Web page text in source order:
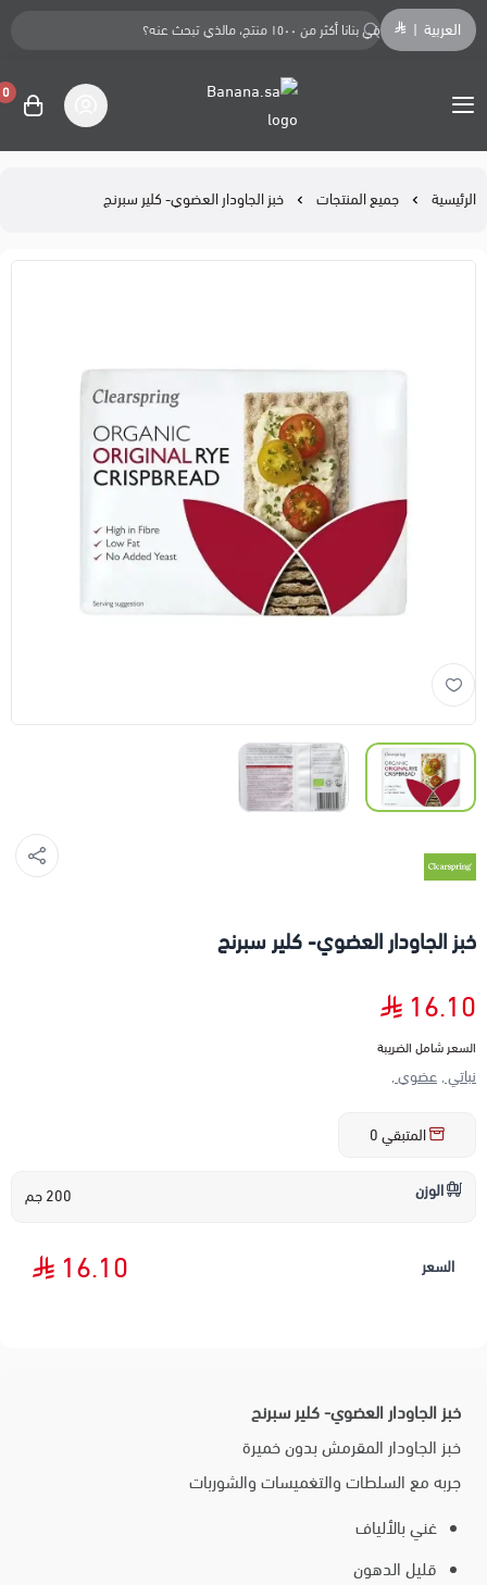
العربية
Banana.sa
0
الرئيسية جميع المنتجات خبز الجاودار العضوي- كلير سبرنج
خبز الجاودار العضوي- كلير سبرنج
16.10
السعر شامل الضريبة
نباتي , عضوي ,
المتبقي0
الوزن 200 جم
السعر 16.10
خبز الجاودار العضوي- كلير سبرنج
خبز الجاودار المقرمش بدون خميرة
جربه مع السلطات والتغميسات والشوربات
غني بالألياف
قليل الدهون